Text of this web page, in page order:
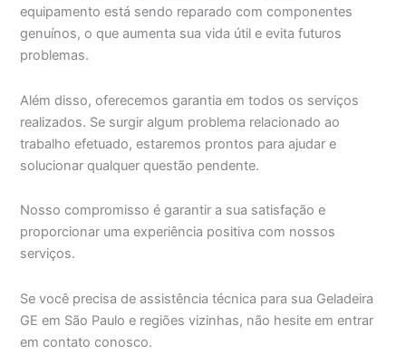
equipamento está sendo reparado com componentes
genuínos, o que aumenta sua vida útil e evita futuros
problemas.
Além disso, oferecemos garantia em todos os serviços
realizados. Se surgir algum problema relacionado ao
trabalho efetuado, estaremos prontos para ajudar e
solucionar qualquer questão pendente.
Nosso compromisso é garantir a sua satisfação e
proporcionar uma experiência positiva com nossos
serviços.
Se você precisa de assistência técnica para sua Geladeira
GE em São Paulo e regiões vizinhas, não hesite em entrar
em contato conosco.